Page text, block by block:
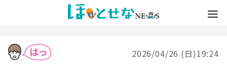
2026/04/26 (日)19:24